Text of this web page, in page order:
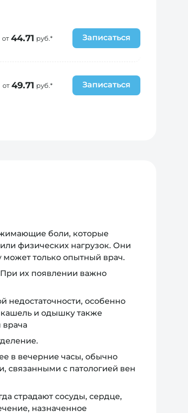
от 44.71 руб.* Записаться
от 49.71 руб.* Записаться
боли, которые
физических нагрузок. Они
может только опытный врач.
их появлении важно
недостаточности, особенно
кашель и одышку также
врача
в вечерние часы, обычно
связанными с патологией вен
страдают сосуды, сердце,
назначенное